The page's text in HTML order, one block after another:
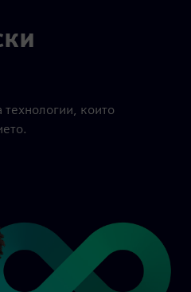
технологии, които